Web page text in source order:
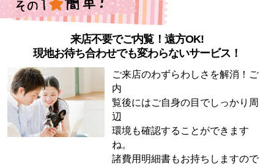
来店不要でご内覧！遠方OK!
現地お待ち合わせでも変わらないサービス！
ご来店のわずらわしさを解消！ご
内
覧後にはご自身の目でしっかり周
辺
環境も確認することができます
ね。
諸費用明細書もお持ちしますので